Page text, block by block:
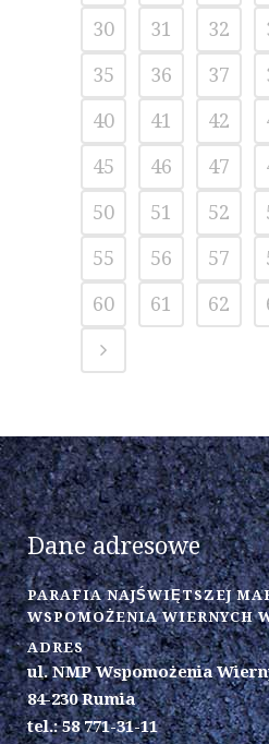
30
31 32
35
36 37
40
41 42
45
46 47
50
51 52
55
56 57
60
61 62
Dane adresowe
PARAFIA NAJŚWIĘTSZEJ
WSPOMOŻENIA WIERNYCH
ADRES
ul. NMP Wspomożenia
84-230 Rumia
tel.: 58 771-31-11